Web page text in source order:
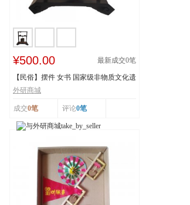
¥500.00 最新成交0笔
【民俗】摆件 女书 国家级非物质文化遗
产 湖南...
外研商城
成交0笔 评论0笔